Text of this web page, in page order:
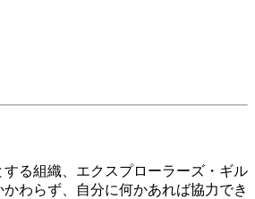
る組織、エクスプローラーズ・ギル
わらず、自分に何かあれば協力でき